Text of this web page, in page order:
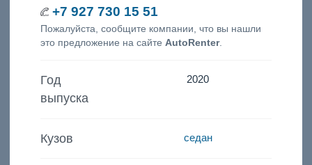
+7 927 730 15 51
Пожалуйста, сообщите компании, что вы нашли
это предложение на сайте AutoRenter.
Год
выпуска
2020
Кузов седан